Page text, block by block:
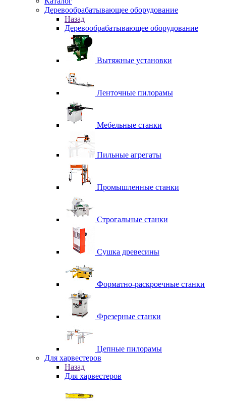
Деревообрабатывающее оборудование
Назад
Деревообрабатывающее оборудование
Вытяжные установки
Ленточные пилорамы
Мебельные станки
Пильные агрегаты
Промышленные станки
Строгальные станки
Сушка древесины
Форматно-раскроечные станки
Фрезерные станки
Цепные пилорамы
Для харвестеров
Назад
Для харвестеров